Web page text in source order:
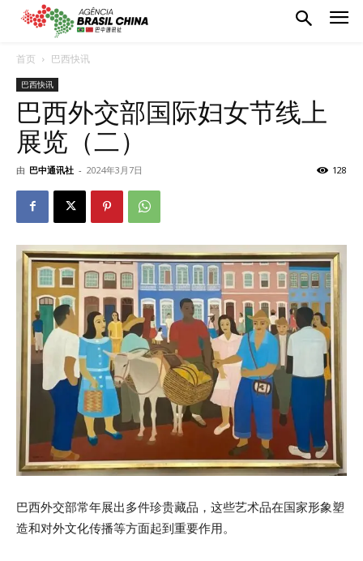
首页 巴西快讯
巴西快讯
巴西外交部国际妇女节线上
展览（二）
由 巴中通讯社 - 2024年3月7日 128
巴西外交部常年展出多件珍贵藏品，这些艺术品在国家形象塑
造和对外文化传播等方面起到重要作用。